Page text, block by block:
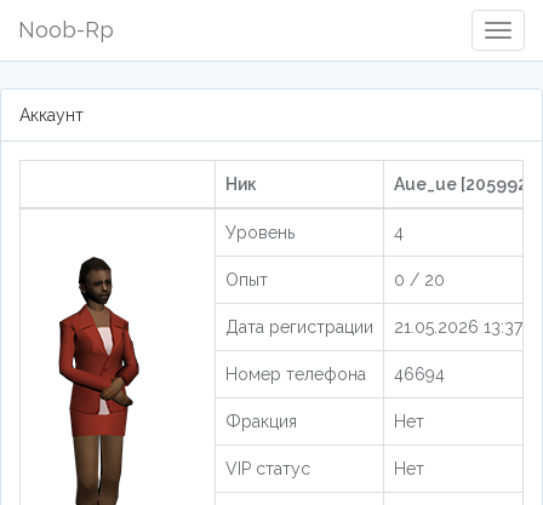
Noob-Rp
Аккаунт
Ник Aue_ue [205992]
Уровень 4
Опыт 0 / 20
Дата регистрации 21.05.2026
Номер телефона 46694
Фракция Нет
VIP статус Нет